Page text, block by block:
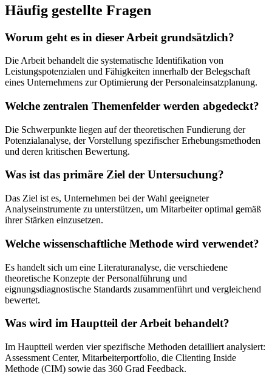
Häufig gestellte Fragen
Worum geht es in dieser Arbeit grundsätzlich?
Die Arbeit behandelt die systematische Identifikation von
Leistungspotenzialen und Fähigkeiten innerhalb der Belegschaft
eines Unternehmens zur Optimierung der Personaleinsatzplanung.
Welche zentralen Themenfelder werden abgedeckt?
Die Schwerpunkte liegen auf der theoretischen Fundierung der
Potenzialanalyse, der Vorstellung spezifischer Erhebungsmethoden
und deren kritischen Bewertung.
Was ist das primäre Ziel der Untersuchung?
Das Ziel ist es, Unternehmen bei der Wahl geeigneter
Analyseinstrumente zu unterstützen, um Mitarbeiter optimal gemäß
ihrer Stärken einzusetzen.
Welche wissenschaftliche Methode wird verwendet?
Es handelt sich um eine Literaturanalyse, die verschiedene
theoretische Konzepte der Personalführung und
eignungsdiagnostische Standards zusammenführt und vergleichend
bewertet.
Was wird im Hauptteil der Arbeit behandelt?
Im Hauptteil werden vier spezifische Methoden detailliert analysiert:
Assessment Center, Mitarbeiterportfolio, die Clienting Inside
Methode (CIM) sowie das 360 Grad Feedback.